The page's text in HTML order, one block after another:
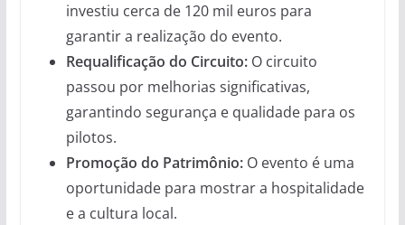
investiu cerca de 120 mil euros para
garantir a realização do evento.
Requalificação do Circuito:O circuito
passou por melhorias significativas,
garantindo segurança e qualidade para os
pilotos.
Promoção do Patrimônio:O evento é uma
oportunidade para mostrar a hospitalidade
e a cultura local.